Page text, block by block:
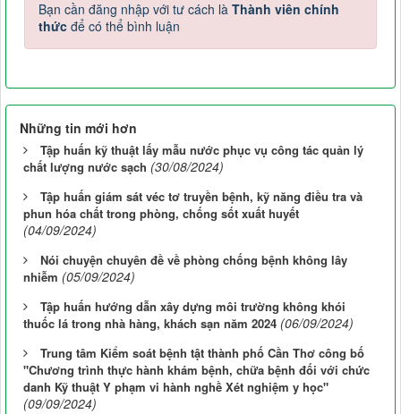
Bạn cần đăng nhập với tư cách là Thành viên chính
thức để có thể bình luận
Những tin mới hơn
Tập huấn kỹ thuật lấy mẫu nước phục vụ công tác quản lý
chất lượng nước sạch (30/08/2024)
Tập huấn giám sát véc tơ truyền bệnh, kỹ năng điều tra và
phun hóa chất trong phòng, chống sốt xuất huyết
(04/09/2024)
Nói chuyện chuyên đề về phòng chống bệnh không lây
nhiễm (05/09/2024)
Tập huấn hướng dẫn xây dựng môi trường không khói
thuốc lá trong nhà hàng, khách sạn năm 2024 (06/09/2024)
Trung tâm Kiểm soát bệnh tật thành phố Cần Thơ công bố
"Chương trình thực hành khám bệnh, chữa bệnh đối với chức
danh Kỹ thuật Y phạm vi hành nghề Xét nghiệm y học"
(09/09/2024)